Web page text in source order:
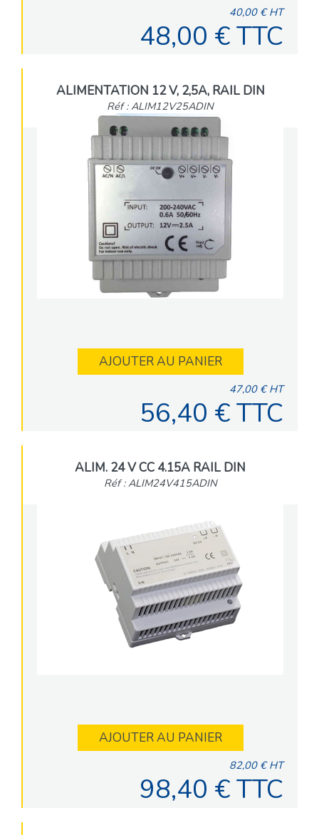
40,00 € HT
48,00 € TTC
ALIMENTATION 12 V, 2,5A, RAIL DIN
Réf : ALIM12V25ADIN
AJOUTER AU PANIER
47,00 € HT
56,40 € TTC
ALIM. 24 V CC 4.15A RAIL DIN
Réf : ALIM24V415ADIN
AJOUTER AU PANIER
82,00 € HT
98,40 € TTC